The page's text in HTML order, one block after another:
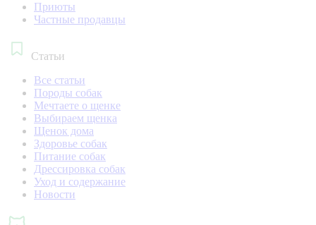
Приюты
Частные продавцы
Статьи
Все статьи
Породы собак
Мечтаете о щенке
Выбираем щенка
Щенок дома
Здоровье собак
Питание собак
Дрессировка собак
Уход и содержание
Новости